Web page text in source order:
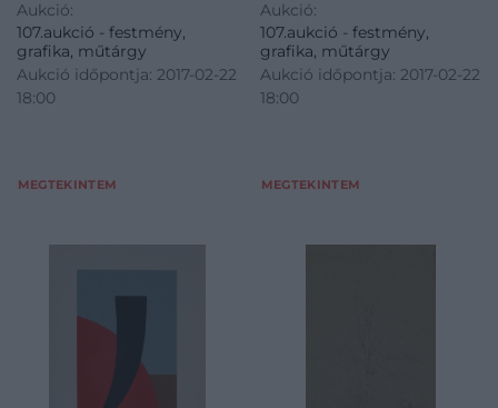
Aukció:
107.aukció - festmény,
grafika, műtárgy
Aukció időpontja: 2017-02-22
18:00
MEGTEKINTEM
Aukció:
107.aukció - festmény,
grafika, műtárgy
Aukció időpontja: 2017-02-22
18:00
MEGTEKINTEM